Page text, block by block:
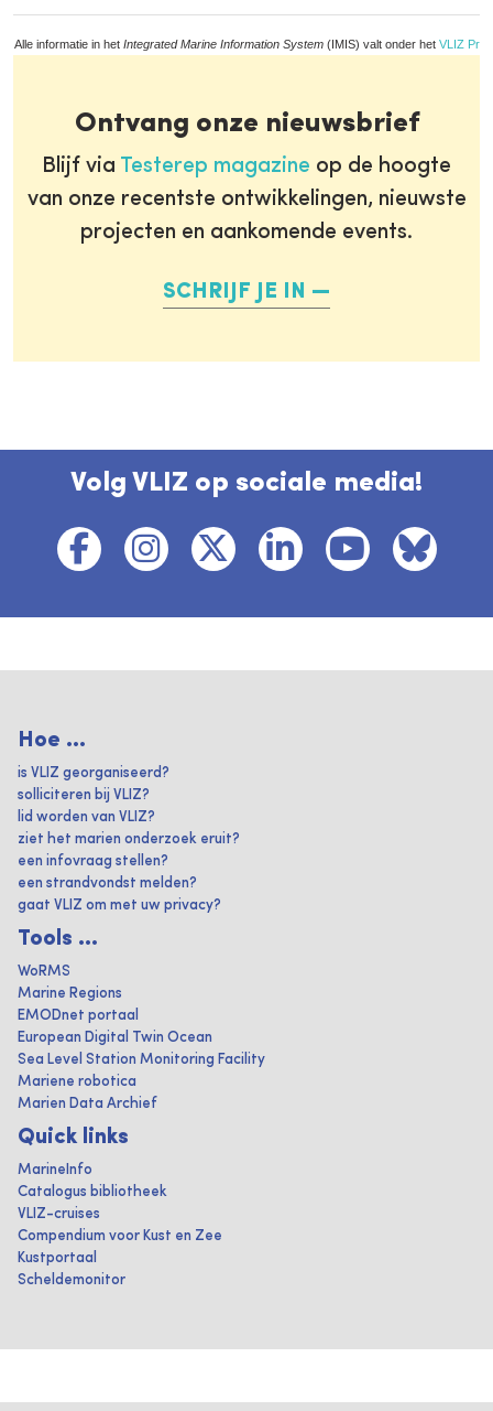
Alle informatie in het Integrated Marine Information System (IMIS) valt onder het VLIZ
Ontvang onze nieuwsbrief
Blijf via Testerep magazine op de hoogte
van onze recentste ontwikkelingen, nieuwste
projecten en aankomende events.
SCHRIJF JE IN
Volg VLIZ op sociale media!
Hoe ...
is VLIZ georganiseerd?
solliciteren bij VLIZ?
lid worden van VLIZ?
ziet het marien onderzoek eruit?
een infovraag stellen?
een strandvondst melden?
gaat VLIZ om met uw privacy?
Tools ...
WoRMS
Marine Regions
EMODnet portaal
European Digital Twin Ocean
Sea Level Station Monitoring Facility
Mariene robotica
Marien Data Archief
Quick links
MarineInfo
Catalogus bibliotheek
VLIZ-cruises
Compendium voor Kust en Zee
Kustportaal
Scheldemonitor